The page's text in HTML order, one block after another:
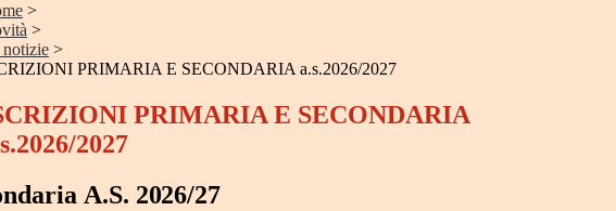
>
>
>
PRIMARIA E SECONDARIA a.s.2026/2027
PRIMARIA E SECONDARIA
2027
A.S. 2026/27